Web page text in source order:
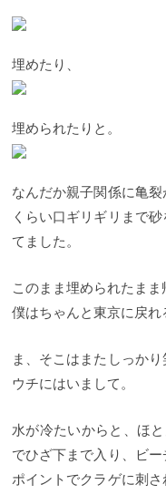
埋めたり、
埋められたりと。
なんだか親子関係に亀
くらい口ギリギリまで
てました。
このまま埋められたま
僕はちゃんと東京に戻れ
ま、そこはまたしっか
ウチにはいまして。
水が冷たいからと、ほ
でひざ下まで入り、ビ
ポイントでクラゲに刺